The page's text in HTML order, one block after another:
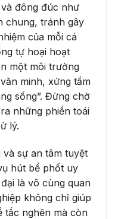
đông đúc như
chung, tránh gây
của mỗi cá
tự hoại hoạt
một môi trường
minh, xứng tầm
sống”. Đừng chờ
những phiền toái
lý.
sự an tâm tuyệt
hút bể phốt uy
là vô cùng quan
không chỉ giúp
tắc nghẽn mà còn